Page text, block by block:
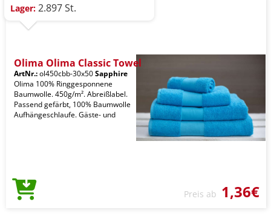
Lager: 2.897 St.
Olima Olima Classic Towel
ArtNr.:ol450cbb-30x50Sapphire
Olima 100% Ringgesponnene
Baumwolle. 450g/m². Abreißlabel.
Passend gefärbt, 100% Baumwolle
Aufhängeschlaufe. Gäste- und
Preis ab 1,36€